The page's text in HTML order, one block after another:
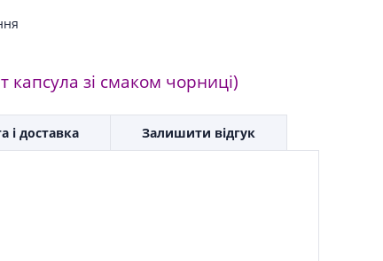
зі смаком чорниці)
і доставка Залишити відгук